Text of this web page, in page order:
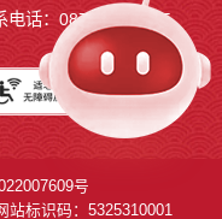
电话：0873-4221495
号
站标识码：5325310001